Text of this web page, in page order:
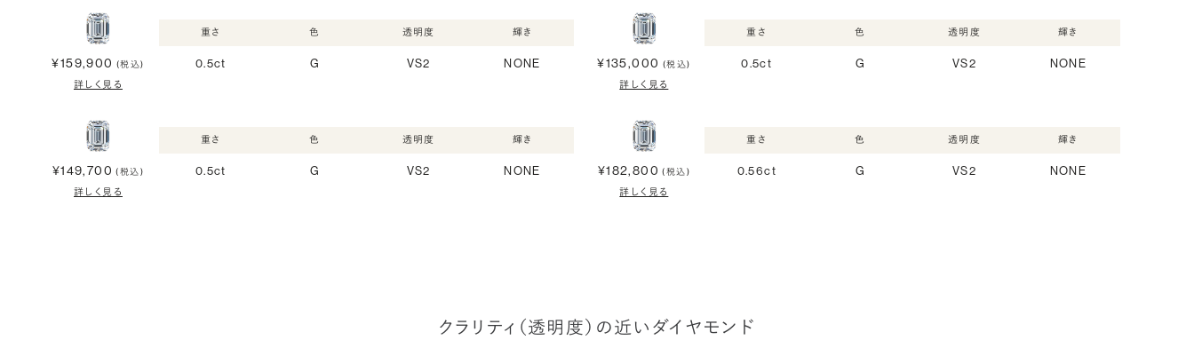
¥159,900 (税込)
詳しく見る
重さ
0.5ct
色
G
透明度
VS2
輝き
NONE ¥135,000 (税込)
詳しく見る
重さ
0.5ct
色
G
透明度
VS2
輝き
NONE
¥149,700 (税込)
詳しく見る
重さ
0.5ct
色
G
透明度
VS2
輝き
NONE ¥182,800 (税込)
詳しく見る
重さ
0.56ct
色
G
透明度
VS2
輝き
NONE
クラリティ（透明度）の近いダイヤモンド